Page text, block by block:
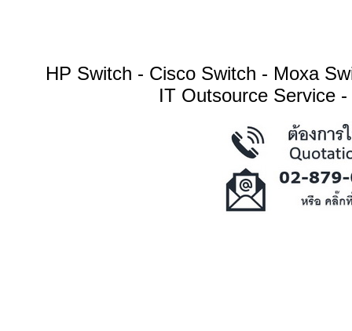
HP Switch - Cisco Switch - Moxa
IT Outsource Service